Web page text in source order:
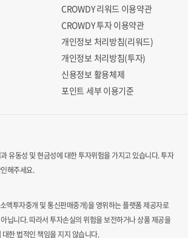
CROWDY 리워드 이용약관
CROWDY 투자 이용약관
개인정보 처리방침(리워드)
개인정보 처리방침(투자)
신용정보 활용체제
포인트 세부 이용기준
유동성 및 현금성에 대한 투자위험을 가지고 있습니다.투자
해주세요.
액투자중개 및 통신판매중개)을 영위하는 플랫폼 제공자로
닙니다. 따라서 투자손실의 위험을 보전하거나 상품 제공을
한 법적인 책임을 지지 않습니다.